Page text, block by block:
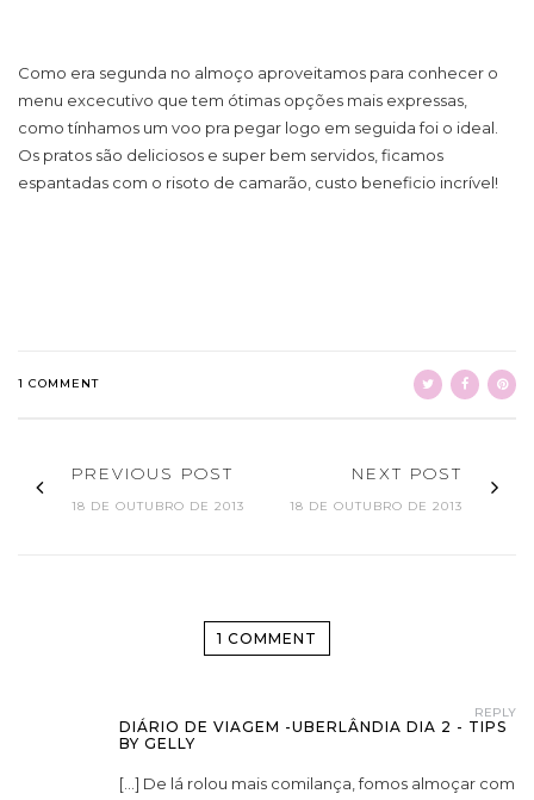
Como era segunda no almoço aproveitamos para conhecer o
menu excecutivo que tem ótimas opções mais expressas,
como tínhamos um voo pra pegar logo em seguida foi o ideal.
Os pratos são deliciosos e super bem servidos, ficamos
espantadas com o risoto de camarão, custo beneficio incrível!
1 COMMENT
PREVIOUS POST
18 DE OUTUBRO DE 2013
NEXT POST
18 DE OUTUBRO DE 2013
1 COMMENT
REPLY
DIÁRIO DE VIAGEM -UBERLÂNDIA DIA 2 - TIPS
BY GELLY
[…] De lá rolou mais comilança, fomos almoçar com